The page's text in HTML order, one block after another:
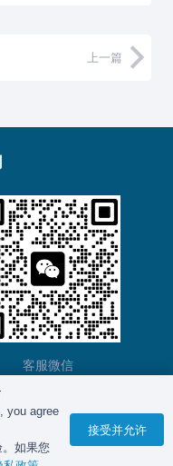
上一篇
客服微信
沪ICP备
隐私政策
you agree
如果您
接受并允许